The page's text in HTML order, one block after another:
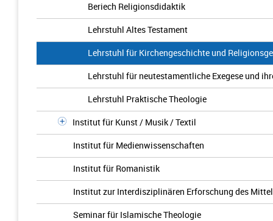
Beriech Religionsdidaktik
Lehrstuhl Altes Testament
Lehrstuhl für Kirchengeschichte und
Lehrstuhl für neutestamentliche Exegese und
Lehrstuhl Praktische Theologie
Institut für Kunst / Musik / Textil
Institut für Medienwissenschaften
Institut für Romanistik
Institut zur Interdisziplinären Erforschung des
Seminar für Islamische Theologie